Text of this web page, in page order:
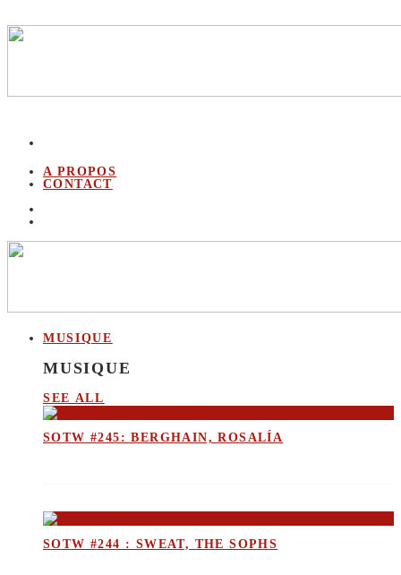
A PROPOS
CONTACT
MUSIQUE
MUSIQUE
SEE ALL
SOTW #245: BERGHAIN, ROSALÍA
SOTW #244 : SWEAT, THE SOPHS